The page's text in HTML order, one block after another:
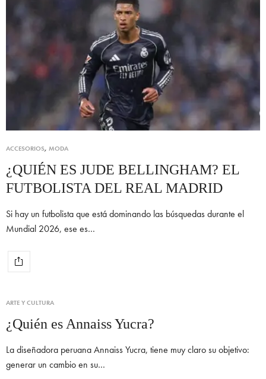
ACCESORIOS, MODA
¿QUIÉN ES JUDE BELLINGHAM? EL
FUTBOLISTA DEL REAL MADRID
Si hay un futbolista que está dominando las búsquedas durante el
Mundial 2026, ese es…
ARTE Y CULTURA
¿Quién es Annaiss Yucra?
La diseñadora peruana Annaiss Yucra, tiene muy claro su objetivo:
generar un cambio en su…